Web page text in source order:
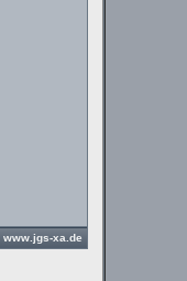
www.jgs-xa.de